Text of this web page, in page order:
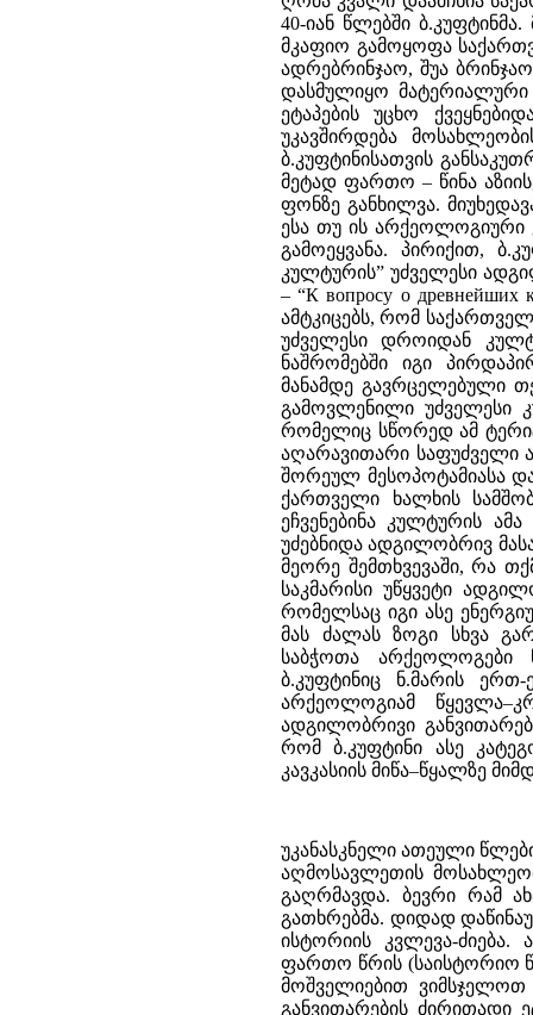
40-იან წლებში
მკაფიო გამოყოფა
ადრებრინჯაო, შუა
დასმულიყო
ეტაპების უცხო
უკავშირდება
ბ.კუფტინისათვის
მეტად ფართო – წინა
ფონზე განხილვა.
ესა თუ ის არქეოლოგიური
გამოეყვანა. პირიქით,
კულტურის” უძველესი
– “К вопросу о древнейших
ამტკიცებს, რომ
უძველესი დროიდან
ნაშრომებში იგი
მანამდე გავრცელებული
გამოვლენილი უძველესი
რომელიც სწორედ ამ
აღარავითარი საფუძველი
შორეულ მესოპოტამიასა
ქართველი ხალხის
ეჩვენებინა კულტურის
უძებნიდა ადგილობრივ
მეორე შემთხვევაში, რა
საკმარისი უწყვეტი
რომელსაც იგი ასე
მას ძალას ზოგი სხვა
საბჭოთა არქეოლოგები
ბ.კუფტინიც ნ.მარის
არქეოლოგიამ
ადგილობრივი
რომ ბ.კუფტინი ასე
კავკასიის მიწა–წყალზე
უკანასკნელი ათეული წლების მანძილზე ჩვენი ცოდნა საქართველოს, კავკასიისა და მახლობელი აღმოსავლეთის მოსახლეობის უძველესი ისტორიის შესახებ მნიშვნელოვნად გამდიდრდა და გაღრმავდა. ბევრი რამ ახალი მოგვცა ფართო მასშტაბით წარმოებულმა არქეოლოგიურმა გათხრებმა. დიდად დაწინაურდა აგრეთვე ამ მხარეების ძველისძველი მოსახლეობის ენებისა და ისტორიის კვლევა-ძიება. ამჟამად შესაძლებელია უფრო კონკრეტულად, მასალების უფრო ფართო წრის (საისტორიო წყაროები, ენობრივი მონაცემები, მატერიალური კულტურის ფაქტები) მოშველიებით ვიმსჯელოთ ქართველთა წარმომავლობისა და ქართველი ხალხის ეთნიკური განვითარების ძირითადი ეტაპების შესახებ. ამა თუ იმ ხალხის წარმომავლობის დასადგენად უპირველესი მნიშვნელობა აქვს მისი ენის ბუნების, მონათესაობის დადგენას. ზემოთ აღვნიშნეთ, რომ გავრცელებული თვალსაზრისი ქართულსა და მის მონათესავე სხვა ქართველურ ენებს (მეგრულ–ჭანურს (მას ზანურსაც ეძახიან) და სვანურს) განიხილავს ენათა უფრო დიდი ოჯახის – იბერიულ–კავკასიურ ენათა ოჯახის ერთ–ერთ წევრად. მასში ქართველურ ენებს გარდა ათავსებენ ჩრდილო-დასავლურკავკასიურ (აფხაზურ–ადიღეურ) და ჩრდილო–აღმოსავლურკავკასიურ (ჩაჩნურ–დაღესტნურ) ენებს. ამასთანავე, ფიქრობენ, რომ ამ ენებს, შესაძლებელია, ენათესავება ბასკური და, აგრეთვე ძველი აღმოსავლეთის ზოგიერთი მკვდარი ენა (შუმერული, ხურიტული, პროტოხეთური, ელამური). მართლაც, ეს ენები ავლენენ ზოგ საერთო ნიშანს გრამატიკულ წყობაში და სხვ. (59) ამიტომაც თავისთავად მოსაზრებას კავკასიური ენების ნათესაობის შესახებ, ისევე როგორც მათ მონათესაობას წინა აზიის მკვდარ ენებთან, როგორც მეცნიერულ ჰიპოთეზას, არსებობის უფლება აქვს (60) და მომავალმა კვლევა–ძიებამ ამ მხრივ, შეიძლება, დიდი პერსპექტივები გადაგვიშალოს. მაგრამ ამ სავარაუდებელი ნათესაობის ჩვენება დღესდღეობით მეტად საძნელო ამოცანად არის ქცეული. ისტორიულ-შედარებითი მეთოდის საფუძველზე ამ ნათესაობის ჩვენება ჯერჯერობით არ ხერხდება. აღნიშნული ენები ერთმანეთთან მნიშვნელოვან დამთხვევებს ძარითადად ტიპოლოგიური თვალსაზრისით ავლენენ (61). თავისთავად ასეთი ტიპოლოგიური სიახლოვე შეიძლება გენეტური ნათესაობის შედეგიც იყოს და არც იყოს. მაგრამ, რადგანაც საქმე ეხება მეზობელი ხალხების ენებს, რომელთაც ხანგრძლივი ისტორია უნდა გაევლოთ, ძალზე ადრე აქვთ მოპოვებული ენობრივი ინდივიდუალობა და სხვ., გამორიცხული არ არის, რომ ეს ტიპოლოგიური ერთობა ოდესმე, ძალზე ადრე, არსებული გენეტური ერთობის ნაშთი იყოს. უკვე გამოჩენილი ფრანგი ენათმეცნიერი ა. მეიე თვლიდა, რომ ის ჰიროთეტური ენობრივი ერთობა, საიდანაც თანამედროვე კავკასიური ენები, ბასკური და აგრეთვე წინა აზიის ზოგი მკვდარი ენა იღებენ სათავეს, თუკი ის ნამდვილად არსებობდა, ენობრივ ერთობას ალბათ ძალზე ადრეულ ხანაში, ძვ.წ. V-IVათასწლეულში და, შეიძლება კიდევ უფრო ადრე ქმნიდა. ამიტომ მას საერთოდ ეჭვი შეჰქონდა ჩვენი დღევანდელი მეთოდებითა და ცოდნით ამ ენობრივი ერთობის არსებობის დასაბუთების შესაძლებლობაში (62). თუ მართლა ასეთი ჰიპოთეტური ერთობა ამ 7 და კიდევ უფრო მეტი ათასი წლის წინ არსებული რეალობა იყო, გასაგებია, რა მარტივ მასალას